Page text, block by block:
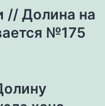
// Долина на
№175